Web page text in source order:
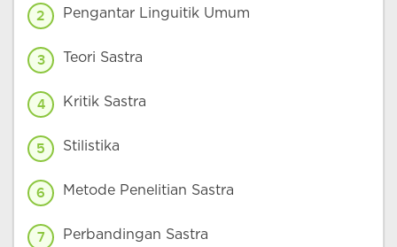
2 Pengantar Linguitik Umum
3 Teori Sastra
4 Kritik Sastra
5 Stilistika
6 Metode Penelitian Sastra
7 Perbandingan Sastra